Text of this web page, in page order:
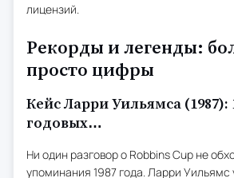
лицензий.
Рекорды и легенды:
просто цифры
Кейс Ларри Уильямса (1987):
годовых…
Ни один разговор о Robbins Cup не
упоминания 1987 года. Ларри Уильямс